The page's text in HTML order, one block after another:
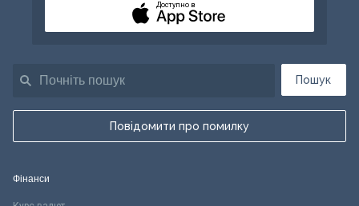
Пошук
Повідомити про помилку
Доступно в
Фінанси